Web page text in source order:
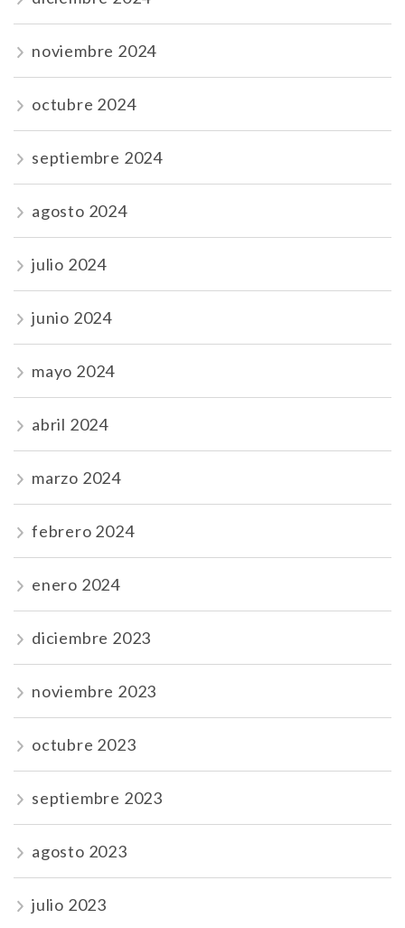
noviembre 2024
octubre 2024
septiembre 2024
agosto 2024
julio 2024
junio 2024
mayo 2024
abril 2024
marzo 2024
febrero 2024
enero 2024
diciembre 2023
noviembre 2023
octubre 2023
septiembre 2023
agosto 2023
julio 2023